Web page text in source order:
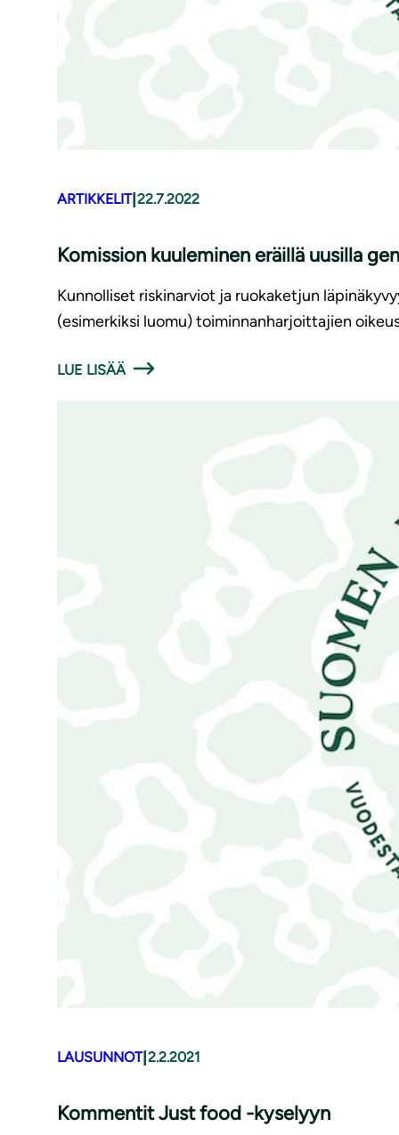
ARTIKKELIT| 22.7.2022
Komission kuuleminen eräillä uusilla
Kunnolliset riskinarviot ja ruokaketjun
(esimerkiksi luomu) toiminnanharjoittajien
LUE LISÄÄ
LAUSUNNOT| 2.2.2021
Kommentit Just food -kyselyyn